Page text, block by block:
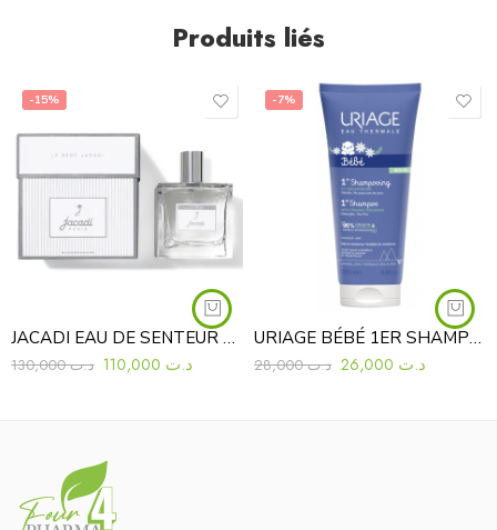
Produits liés
-15%
JACADI EAU DE SENTEUR BEBE 100 ml
د.ت130,000 د.ت
-7%
URIAGE BÉBÉ 1ER SHAMPOING 200 ML
د.ت28,000 د.ت